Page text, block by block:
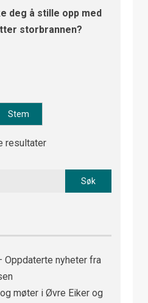
deg å stille opp med
storbrannen?
resultater
Oppdaterte nyheter fra
møter i Øvre Eiker og